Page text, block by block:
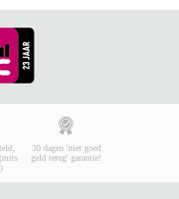
30 dagen 'niet goed
geld terug' garantie!